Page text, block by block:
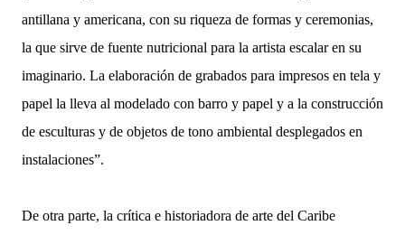
antillana y americana, con su riqueza de formas y ceremonias,
la que sirve de fuente nutricional para la artista escalar en su
imaginario. La elaboración de grabados para impresos en tela y
papel la lleva al modelado con barro y papel y a la construcción
de esculturas y de objetos de tono ambiental desplegados en
instalaciones”.
De otra parte, la crítica e historiadora de arte del Caribe